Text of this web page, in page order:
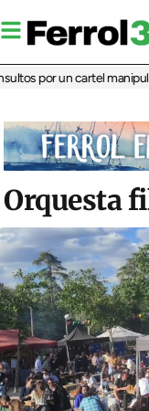
un cartel manipuladoLa
Orquesta